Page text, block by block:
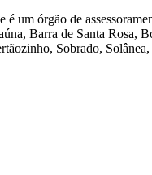
é um órgão de
Barra de Santa Rosa,
Sobrado, Solânea,